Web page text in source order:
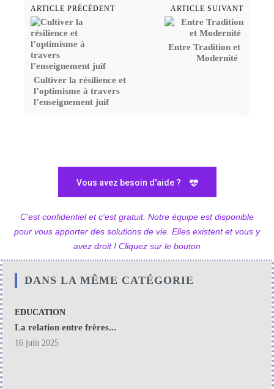
ARTICLE PRÉCÉDENT
Cultiver la résilience et
l’optimisme à travers
l’enseignement juif
ARTICLE SUIVANT
Entre Tradition et
Modernité
Vous avez besoin d'aide ?
C'est confidentiel et c'est gratuit. Notre équipe est disponible
pour vous apporter des solutions de vie. Elles existent et vous y
avez droit ! Cliquez sur le bouton
DANS LA MÊME CATÉGORIE
EDUCATION
La relation entre frères...
16 juin 2025